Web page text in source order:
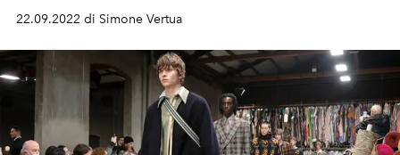
come li ha uniti al suo linguaggio estetico
22.09.2022 di Simone Vertua